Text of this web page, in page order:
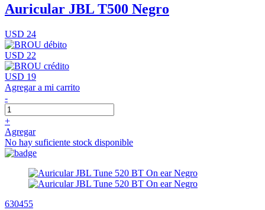
Auricular JBL T500 Negro
USD 24
USD 22
USD 19
Agregar a mi carrito
-
+
Agregar
No hay suficiente stock disponible
630455